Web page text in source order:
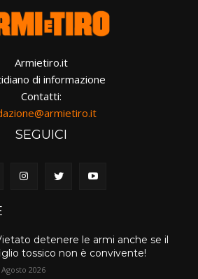
Armietiro.it
di informazione
Contatti:
SEGUICI
detenere le armi anche se il
tossico non è convivente!
Agosto 2026